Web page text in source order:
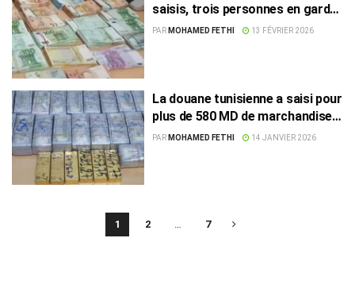
saisis, trois personnes en garde
à vue
PAR MOHAMED FETHI 13 FÉVRIER 2026
La douane tunisienne a saisi pour
plus de 580 MD de marchandises
de contrebande en 2025
PAR MOHAMED FETHI 14 JANVIER 2026
1 2 … 7